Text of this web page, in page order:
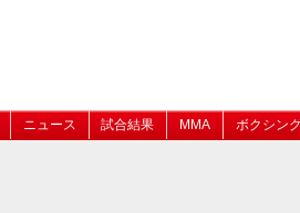
ニュース 試合結果 MMA ボクシン